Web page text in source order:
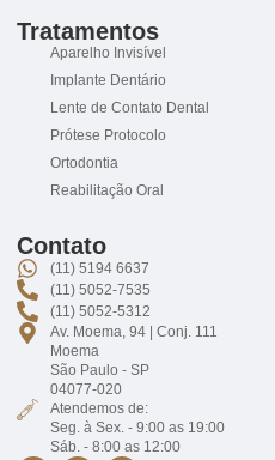
Tratamentos
Aparelho Invisível
Implante Dentário
Lente de Contato Dental
Prótese Protocolo
Ortodontia
Reabilitação Oral
Contato
(11) 5194 6637
(11) 5052-7535
(11) 5052-5312
Av. Moema, 94 | Conj. 111
Moema
São Paulo - SP
04077-020
Atendemos de:
Seg. à Sex. - 9:00 as 19:00
Sáb. - 8:00 as 12:00